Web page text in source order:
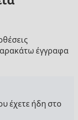
έγγραφα
έχετε ήδη στο